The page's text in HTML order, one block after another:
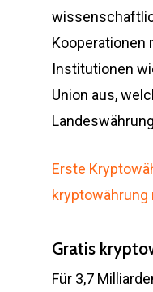
Kooperationen
Institutionen
Union aus,
Erste
kryptowährung
Gratis
Für 3,7